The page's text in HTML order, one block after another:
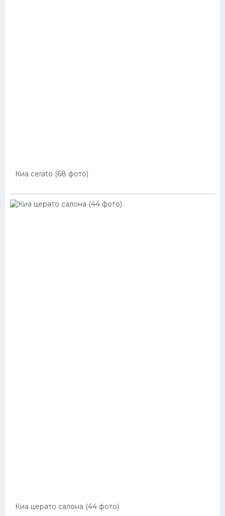
Киа cerato (68 фото)
Киа церато салона (44 фото)